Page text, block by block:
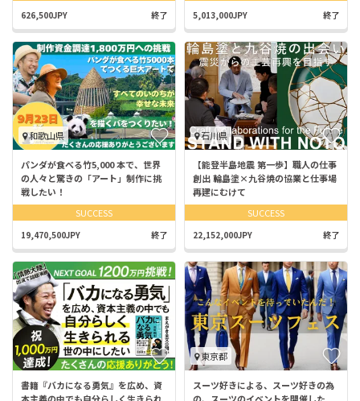
626,500JPY 終了 5,013,000JPY 終了
和歌山県
パンダが食べる竹5,000 本で、世界
の人々と驚きの「アート」制作に挑
戦したい！
SUCCESS
19,470,500JPY 終了
石川県
【能登半島地震 第一歩】職人の仕事
創出 輪島塗×九谷焼の協業と仕事場
再建にむけて
SUCCESS
22,152,000JPY 終了
書籍『バカになる勇気』を広め、資
本主義の中でも自分らしく生きられ
東京都
スーツ好きによる、スーツ好きの為
の、スーツのイベントを開催した